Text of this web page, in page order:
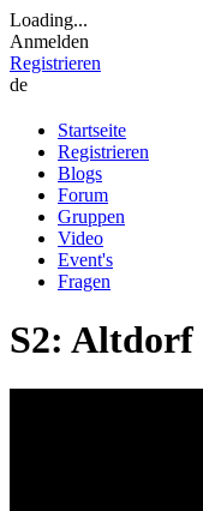
Loading...
Anmelden
Registrieren
de
Startseite
Registrieren
Blogs
Forum
Gruppen
Video
Event's
Fragen
S2: